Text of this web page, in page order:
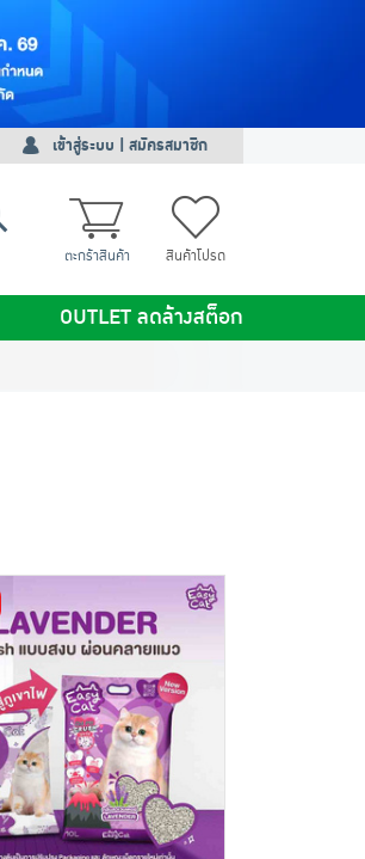
เข้าสู่ระบบ | สมัครสมาชิก
ตะกร้าสินค้า สินค้าโปรด
OUTLET ลดล้างสต็อก